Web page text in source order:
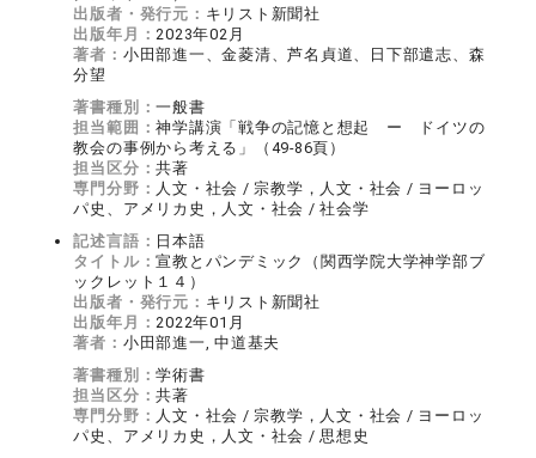
出版者・発行元： キリスト新聞社
出版年月：2023年02月
著者： 小田部進一、金菱清、芦名貞道、日下部遣志、森
分望
著書種別：一般書
担当範囲：神学講演「戦争の記憶と想起 ー ドイツの
教会の事例から考える」（49-86頁）
担当区分：共著
専門分野： 人文・社会 / 宗教学，人文・社会 / ヨーロッ
パ史、アメリカ史，人文・社会 / 社会学
記述言語： 日本語
タイトル：宣教とパンデミック（関西学院大学神学部ブ
ックレット１４）
出版者・発行元： キリスト新聞社
出版年月：2022年01月
著者： 小田部進一, 中道基夫
著書種別：学術書
担当区分：共著
専門分野： 人文・社会 / 宗教学，人文・社会 / ヨーロッ
パ史、アメリカ史，人文・社会 / 思想史